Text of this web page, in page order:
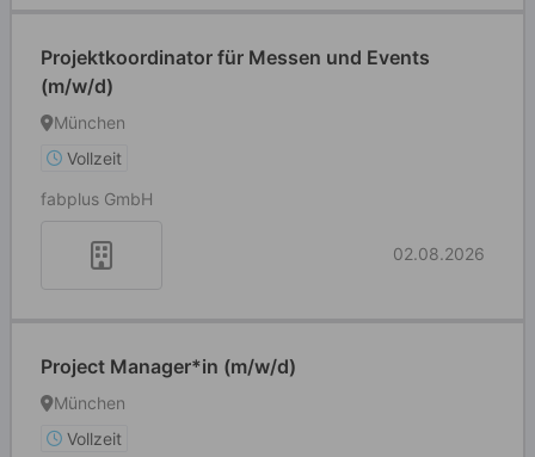
Projektkoordinator für Messen und Events
(m/w/d)
München
Vollzeit
fabplus GmbH
02.08.2026
Project Manager*in (m/w/d)
München
Vollzeit